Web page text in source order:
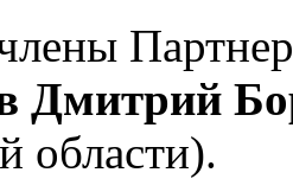
Дмитрий
области).